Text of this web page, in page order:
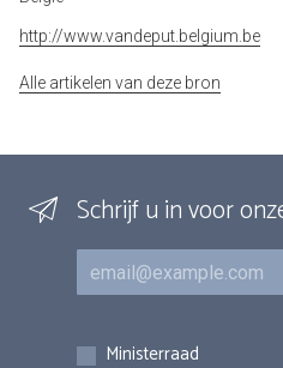
http://www.vandeput.belgium.be
Alle artikelen van deze bron
Schrijf u in voor
E-mail
Inschrijvingen
Ministerraad